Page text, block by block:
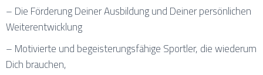
– Die Förderung Deiner Ausbildung und Deiner persönlichen
Weiterentwicklung
– Motivierte und begeisterungsfähige Sportler, die wiederum
Dich brauchen,